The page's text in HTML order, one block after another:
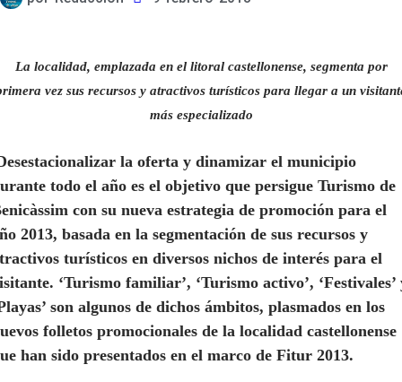
La localidad, emplazada en el litoral castellonense, segmenta por
vez sus recursos y atractivos turísticos para llegar a un
más especializado
la oferta y dinamizar el municipio
todo el año es el objetivo que persigue Turismo de
con su nueva estrategia de promoción para el
2013, basada en la segmentación de sus recursos y
turísticos en diversos nichos de interés para el
‘Turismo familiar’, ‘Turismo activo’, ‘Festivales’
son algunos de dichos ámbitos, plasmados en los
folletos promocionales de la localidad castellonense
han sido presentados en el marco de Fitur 2013.